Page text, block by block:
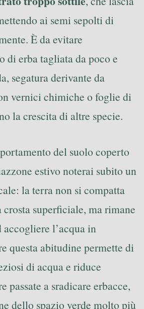
ai semi sepolti di
È da evitare
di erba tagliata da poco e
segatura derivante da
vernici chimiche o foglie di
la crescita di altre specie.
del suolo coperto
estivo noterai subito un
la terra non si compatta
superficiale, ma rimane
l’acqua in
questa abitudine permette di
di acqua e riduce
passate a sradicare erbacce,
dello spazio verde molto più